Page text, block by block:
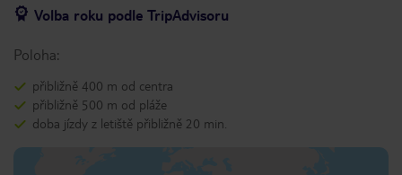
Volba roku podle TripAdvisoru
Poloha:
přibližně 400 m od centra
přibližně 500 m od pláže
doba jízdy z letiště přibližně 20 min.